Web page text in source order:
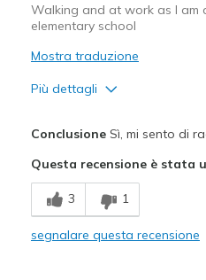
Walking and at work as I am
elementary school
Mostra traduzione
Più dettagli
Durable
Stylish
ConclusioneSì, mi sento di
Questa recensione è stata
3 1
segnalare questa recensione